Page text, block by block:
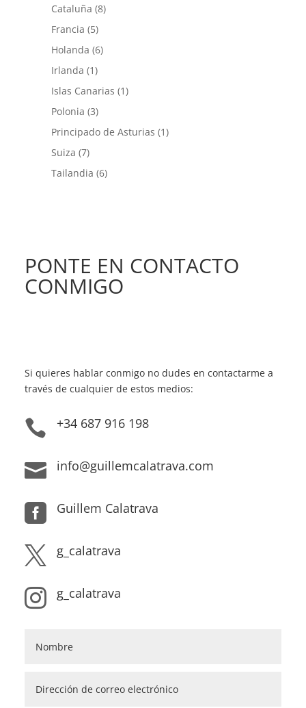
Cataluña (8)
Francia (5)
Holanda (6)
Irlanda (1)
Islas Canarias (1)
Polonia (3)
Principado de Asturias (1)
Suiza (7)
Tailandia (6)
PONTE EN CONTACTO
CONMIGO
Si quieres hablar conmigo no dudes en contactarme a
través de cualquier de estos medios:
 +34 687 916 198
 info@guillemcalatrava.com
 Guillem Calatrava
 g_calatrava
 g_calatrava